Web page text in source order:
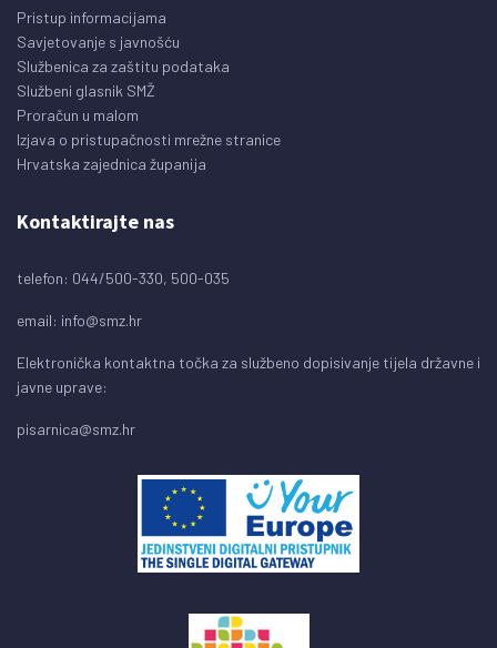
Pristup informacijama
Savjetovanje s javnošću
Službenica za zaštitu podataka
Službeni glasnik SMŽ
Proračun u malom
Izjava o pristupačnosti mrežne stranice
Hrvatska zajednica županija
Kontaktirajte nas
telefon: 044/500-330, 500-035
email: info@smz.hr
Elektronička kontaktna točka za službeno dopisivanje tijela državne i
javne uprave:
pisarnica@smz.hr